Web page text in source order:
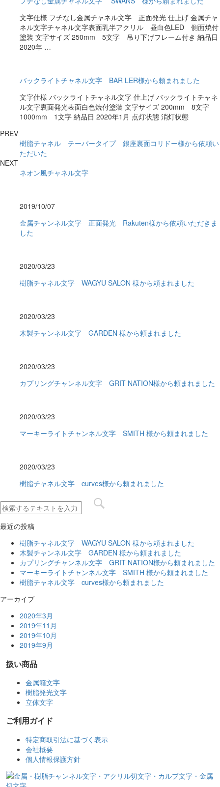
文字仕様 フチなし金属チャネル文字 正面発光 仕上げ 金属チャ
ネル文字チャネル文字表面乳半アクリル 昼白色LED 側面焼付
塗装 文字サイズ 250mm 5文字 吊り下げフレーム付き 納品日
2020年 …
バックライトチャネル文字 BAR LER様から頼まれました
文字仕様 バックライトチャネル文字 仕上げ バックライトチャネ
ル文字裏面発光表面白色焼付塗装 文字サイズ 200mm 8文字
1000mm 1文字 納品日 2020年1月 点灯状態 消灯状態
PREV
樹脂チャネル テーパータイプ 銀座裏面コリドー様から依頼い
ただいた
NEXT
ネオン風チャネル文字
2019/10/07
金属チャンネル文字 正面発光 Rakuten様から依頼いただきま
した
2020/03/23
樹脂チャネル文字 WAGYU SALON 様から頼まれました
2020/03/23
木製チャンネル文字 GARDEN 様から頼まれました
2020/03/23
カプリングチャンネル文字 GRIT NATION様から頼まれました
2020/03/23
マーキーライトチャンネル文字 SMITH 様から頼まれました
2020/03/23
樹脂チャネル文字 curves様から頼まれました
最近の投稿
樹脂チャネル文字 WAGYU SALON 様から頼まれました
木製チャンネル文字 GARDEN 様から頼まれました
カプリングチャンネル文字 GRIT NATION様から頼まれました
マーキーライトチャンネル文字 SMITH 様から頼まれました
樹脂チャネル文字 curves様から頼まれました
アーカイブ
2020年3月
2019年11月
2019年10月
2019年9月
扱い商品
金属箱文字
樹脂発光文字
立体文字
ご利用ガイド
特定商取引法に基づく表示
会社概要
個人情報保護方針